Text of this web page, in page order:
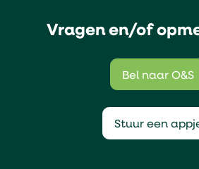
Vragen en/of
Bel naar O&S
Stuur een